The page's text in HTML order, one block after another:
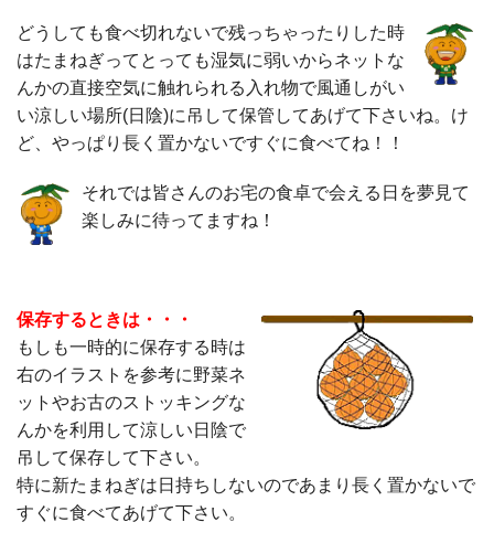
どうしても食べ切れないで残っちゃったりした時
はたまねぎってとっても湿気に弱いからネットな
んかの直接空気に触れられる入れ物で風通しがい
い涼しい場所(日陰)に吊して保管してあげて下さいね。け
ど、やっぱり長く置かないですぐに食べてね！！
それでは皆さんのお宅の食卓で会える日を夢見て
楽しみに待ってますね！
保存するときは・・・
もしも一時的に保存する時は
右のイラストを参考に野菜ネ
ットやお古のストッキングな
んかを利用して涼しい日陰で
吊して保存して下さい。
特に新たまねぎは日持ちしないのであまり長く置かないで
すぐに食べてあげて下さい。